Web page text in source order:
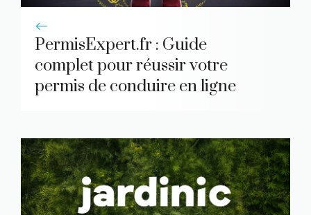
PermisExpert.fr : Guide
complet pour réussir votre
permis de conduire en ligne